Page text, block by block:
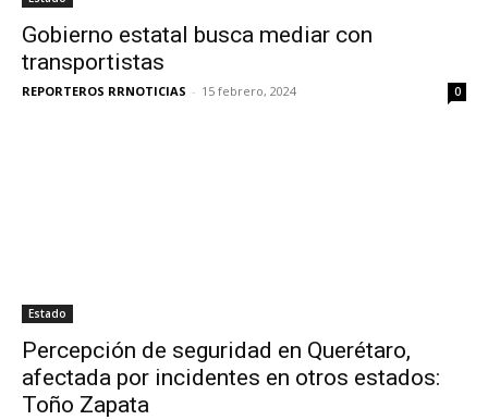
Gobierno estatal busca mediar con
transportistas
REPORTEROS RRNOTICIAS - 15 febrero, 2024 0
Estado
Percepción de seguridad en Querétaro,
afectada por incidentes en otros estados:
Toño Zapata